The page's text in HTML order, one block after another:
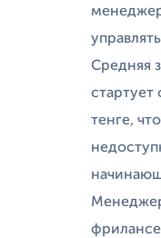
Средняя
тенге,